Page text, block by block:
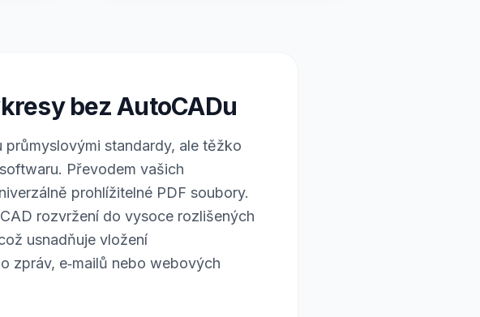
bez AutoCADu
průmyslovými standardy, ale těžko
Převodem vašich
prohlížitelné PDF soubory.
rozvržení do vysoce rozlišených
usnadňuje vložení
zpráv, e‑mailů nebo webových